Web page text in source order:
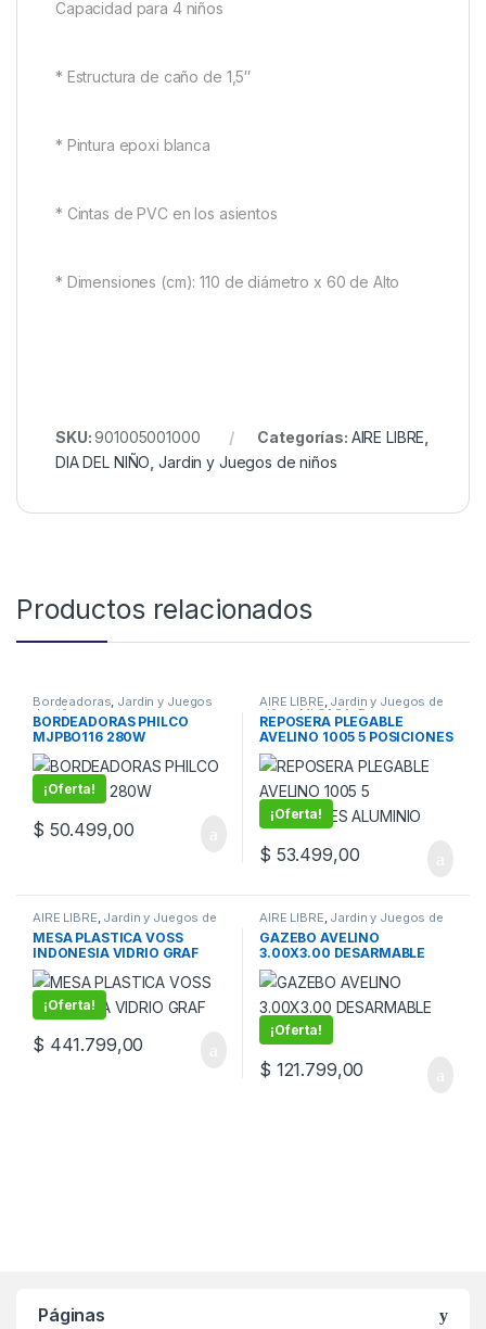
Capacidad para 4 niños
* Estructura de caño de 1,5″
* Pintura epoxi blanca
* Cintas de PVC en los asientos
* Dimensiones (cm): 110 de diámetro x 60 de Alto
SKU:901005001000 Categorías: AIRE LIBRE,
DIA DEL NIÑO,Jardin y Juegos de niños
Productos relacionados
Bordeadoras, Jardin y Juegos
de niños
BORDEADORAS PHILCO
MJPBO116 280W
¡Oferta!
$ 50.499,00
AIRE LIBRE, Jardin y Juegos de
niños,MI CASA,Reposeras y
Linea plastica
REPOSERA PLEGABLE
AVELINO 1005 5 POSICIONES
ALUMINIO
¡Oferta!
$ 53.499,00
AIRE LIBRE, Jardin y Juegos de
niños, Reposeras y Linea
plastica
MESA PLASTICA VOSS
INDONESIA VIDRIO GRAF
¡Oferta!
$ 441.799,00
AIRE LIBRE, Jardin y Juegos de
niños,Sombrillas y Gazebos
GAZEBO AVELINO
3.00X3.00 DESARMABLE
VERD
¡Oferta!
$ 121.799,00
Páginas